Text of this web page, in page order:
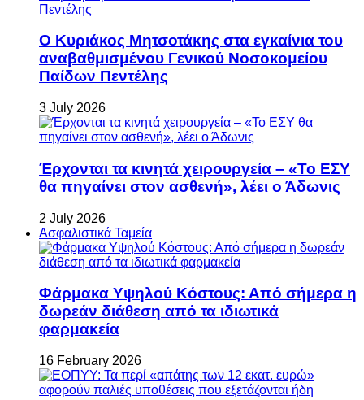
Ο Κυριάκος Μητσοτάκης στα εγκαίνια του
αναβαθμισμένου Γενικού Νοσοκομείου
Παίδων Πεντέλης
3 July 2026
Έρχονται τα κινητά χειρουργεία – «Το ΕΣΥ
θα πηγαίνει στον ασθενή», λέει ο Άδωνις
2 July 2026
Ασφαλιστικά Ταμεία
Φάρμακα Υψηλού Κόστους: Από σήμερα η
δωρεάν διάθεση από τα ιδιωτικά
φαρμακεία
16 February 2026